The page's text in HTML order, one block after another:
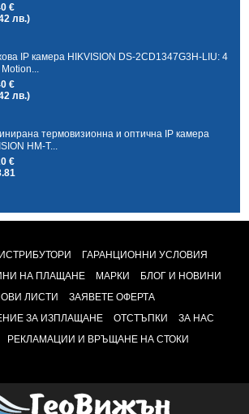
€
лв.)
IP камера HIKVISION DS-2CD1347G3H-LIU: 4
€
лв.)
термовизионна и оптична IP камера
HM-T...
€
ГАРАНЦИОННИ УСЛОВИЯ
НА ПЛАЩАНЕ МАРКИ
БЛОГ И НОВИНИ
ЛИСТИ
ЗАЯВЕТЕ ОФЕРТА
ЗА ИЗПЛАЩАНЕ
ОТСТЪПКИ
ЗА НАС
РЕКЛАМАЦИИ И ВРЪЩАНЕ НА СТОКИ